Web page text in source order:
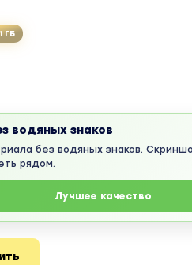
ГБ
водяных знаков
без водяных знаков.
рядом.
Лучшее качество